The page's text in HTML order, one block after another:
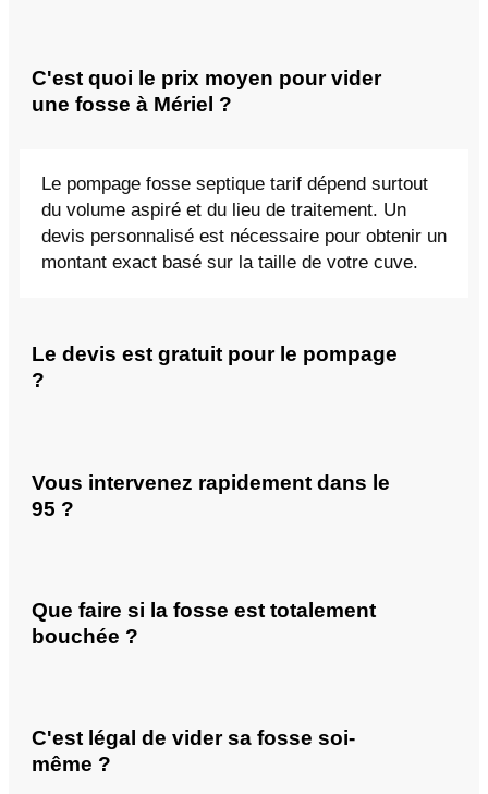
C'est quoi le prix moyen pour vider
une fosse à Mériel ?
Le pompage fosse septique tarif dépend surtout
du volume aspiré et du lieu de traitement. Un
devis personnalisé est nécessaire pour obtenir un
montant exact basé sur la taille de votre cuve.
Le devis est gratuit pour le pompage
?
Vous intervenez rapidement dans le
95 ?
Que faire si la fosse est totalement
bouchée ?
C'est légal de vider sa fosse soi-
même ?